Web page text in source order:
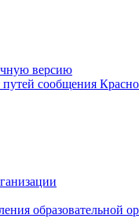
версию
образовательной